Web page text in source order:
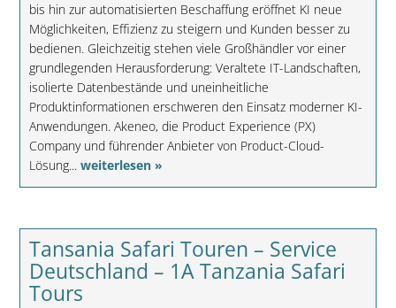
bis hin zur automatisierten Beschaffung eröffnet KI neue
Möglichkeiten, Effizienz zu steigern und Kunden besser zu
bedienen. Gleichzeitig stehen viele Großhändler vor einer
grundlegenden Herausforderung: Veraltete IT-Landschaften,
isolierte Datenbestände und uneinheitliche
Produktinformationen erschweren den Einsatz moderner KI-
Anwendungen. Akeneo, die Product Experience (PX)
Company und führender Anbieter von Product-Cloud-
Lösung... weiterlesen »
Tansania Safari Touren – Service
Deutschland – 1A Tanzania Safari
Tours